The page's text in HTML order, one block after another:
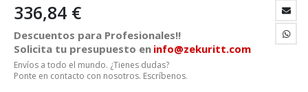
336,84 €
Descuentos para Profesionales!!
Solicita tu presupuesto en info@zekuritt.com
Envíos a todo el mundo. ¿Tienes dudas?
Ponte en contacto con nosotros. Escríbenos.